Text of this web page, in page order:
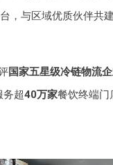
，与区域优质伙伴共
国家五星级冷链物流
务超40万家餐饮终端门